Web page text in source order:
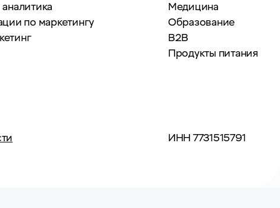
по маркетингу
Медицина
Образование
B2B
Продукты питания
ИНН 7731515791